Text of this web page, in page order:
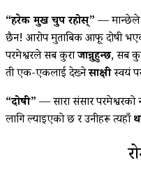
“हरेक मुख चुप रहोस्” — मान्छेले
छैन! आरोप मुताबिक आफू दोषी
परमेश्वरले सब कुराजान्नुहुन्छ, सब
ती एक-एकलाई देख्‍नेसाक्षीस्वयं
“दोषी” — सारा संसार परमेश्वरको
लागि ल्याइएको छ र उनीहरू त्यहाँ